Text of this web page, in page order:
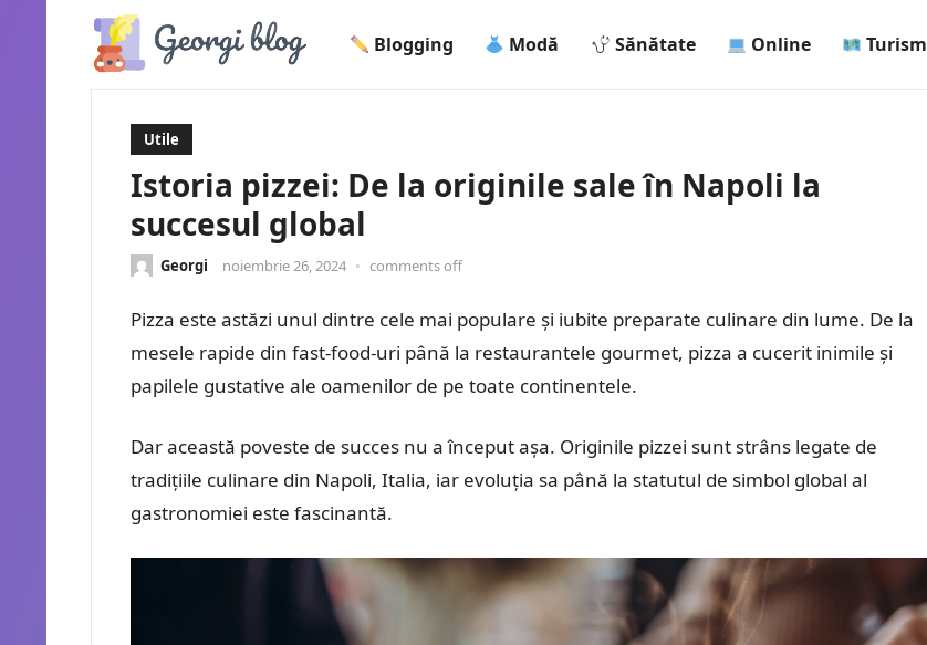
Blogging Modă Sănătate Online Turism
Utile
Istoria pizzei: De la originile sale în Napoli la
succesul global
Georgi noiembrie 26, 2024 • comments off
Pizza este astăzi unul dintre cele mai populare și iubite preparate culinare din lume. De la
mesele rapide din fast-food-uri până la restaurantele gourmet, pizza a cucerit inimile și
papilele gustative ale oamenilor de pe toate continentele.
Dar această poveste de succes nu a început așa. Originile pizzei sunt strâns legate de
tradițiile culinare din Napoli, Italia, iar evoluția sa până la statutul de simbol global al
gastronomiei este fascinantă.